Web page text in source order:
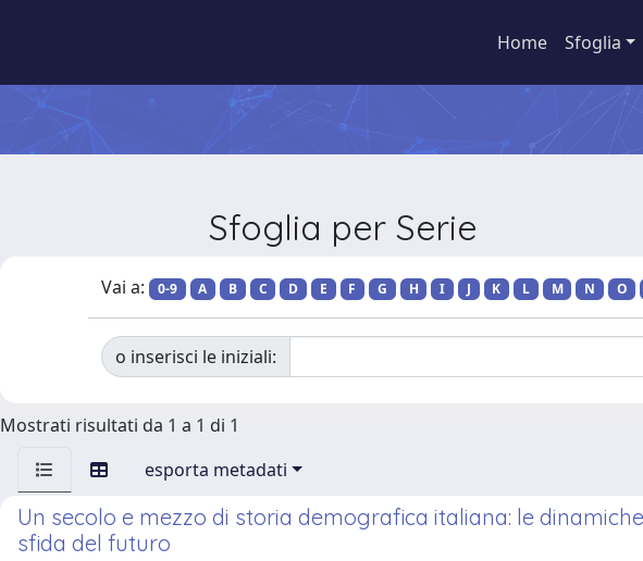
Home Sfoglia
Sfoglia per Serie
Vai a: 0-9 A B C D E F G H I J K L M N O
o inserisci le iniziali:
Mostrati risultati da 1 a 1 di 1
esporta metadati
Un secolo e mezzo di storia demografica italiana: le
sfida del futuro